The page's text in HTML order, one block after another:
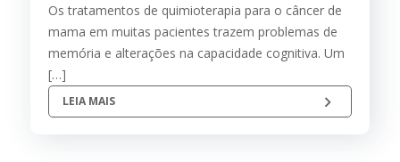
Os tratamentos de quimioterapia para o câncer de
mama em muitas pacientes trazem problemas de
memória e alterações na capacidade cognitiva. Um
[…]
LEIA MAIS